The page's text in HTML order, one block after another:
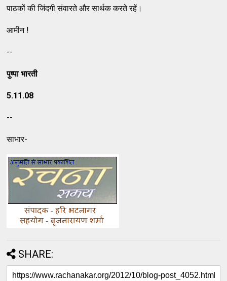
पाठकों की जिंदगी संवारते और सार्थक करते रहें।
आमीन !
--
पुष्‍पा भारती
5.11.08
--
साभार-
SHARE: